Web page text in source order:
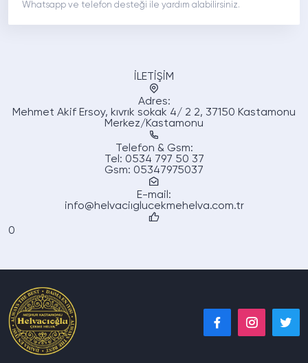
Whatsapp ve telefon desteği ile yardım alabilirsiniz.
İLETİŞİM
Adres:
Mehmet Akif Ersoy, kıvrık sokak 4/ 2 2, 37150 Kastamonu
Merkez/Kastamonu
Telefon & Gsm:
Tel: 0534 797 50 37
Gsm: 05347975037
E-mail:
info@helvaciıglucekmehelva.com.tr
0